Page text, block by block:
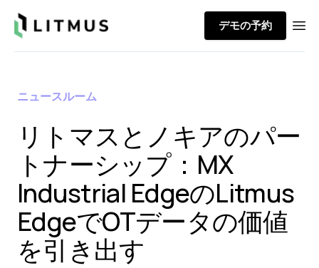
Litmus デモの予約
ニュースルーム
リトマスとノキアのパー
トナーシップ：MX
Industrial EdgeのLitmus
EdgeでOTデータの価値
を引き出す